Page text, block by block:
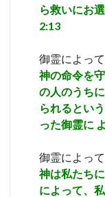
ら救いにお
2:13
御霊によっ
神の命令を
の人のうち
られるとい
った御霊に
御霊によっ
神は私たち
によって、
エルサレム
聖書
ダビデ
ソ
シェバの女王
遺言
人口